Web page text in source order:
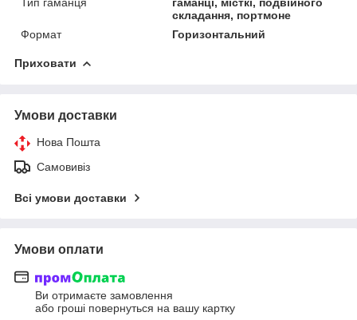
складання, портмоне
Формат
Горизонтальний
Приховати
Умови доставки
Нова Пошта
Самовивіз
Всі умови доставки
Умови оплати
Ви отримаєте замовлення
або гроші повернуться на вашу картку